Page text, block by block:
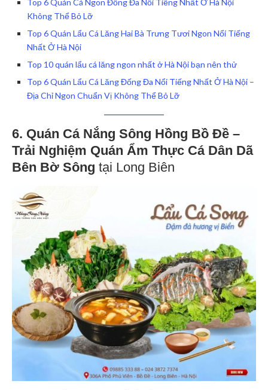
Top 6 Quán Cá Ngon Đống Đa Nổi Tiếng Nhất Ở Hà Nội
Không Thể Bỏ Lỡ
Top 6 Quán Lẩu Cá Lăng Hai Bà Trưng Tươi Ngon Nổi Tiếng
Nhất Ở Hà Nội
Top 10 quán lẩu cá lăng ngon nhất ở Hà Nội bạn nên thử
Top 6 Quán Lẩu Cá Lăng Đống Đa Nổi Tiếng Nhất Ở Hà Nội –
Địa Chỉ Ngon Chuẩn Vị Không Thể Bỏ Lỡ
6. Quán Cá Nắng Sông Hồng Bồ Đề –
Trải Nghiệm Quán Ẩm Thực Cá Dân Dã
Bên Bờ Sông tại Long Biên